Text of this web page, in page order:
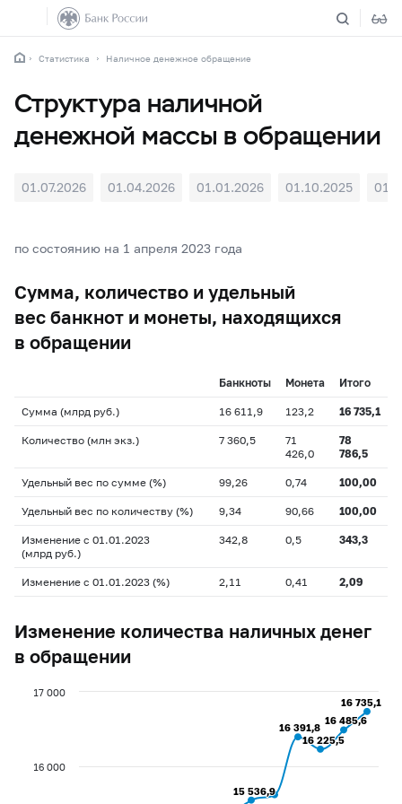
Статистика Наличное денежное обращение
Структура наличной
денежной массы в обращении
01.07.2026 01.04.2026 01.01.2026 01.10.2025
по состоянию на 1 апреля 2023 года
Сумма, количество и удельный
вес банкнот и монеты, находящихся
в обращении
Банкноты Монета Итого
Сумма (млрд руб.) 16 611,9 123,2 16 735,1
Количество (млн экз.) 7 360,5
71
426,0
78
786,5
Удельный вес по сумме (%) 99,26 0,74 100,00
Удельный вес по количеству (%) 9,34 90,66 100,00
Изменение с 01.01.2023
(млрд руб.)
342,8 0,5 343,3
Изменение с 01.01.2023 (%) 2,11 0,41 2,09
Изменение количества наличных денег
в обращении
15 536,9
15 536,9
16 391,8
16 391,8
16 225,5
16 225,5
16 485,6
16 485,6
16 735,1
16 735,1
16 000
17 000